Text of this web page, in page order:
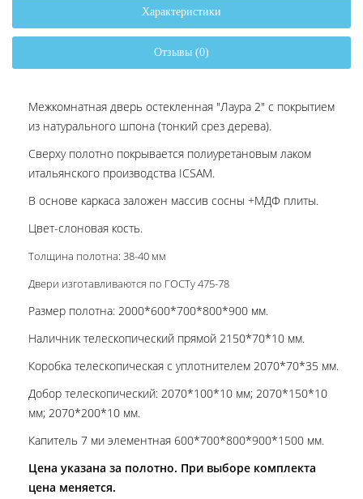
Характеристики
Отзывы (0)
Межкомнатная дверь остекленная "Лаура 2" с покрытием
из натурального шпона (тонкий срез дерева).
Сверху полотно покрывается полиуретановым лаком
итальянского производства ICSAM.
В основе каркаса заложен массив сосны +МДФ плиты.
Цвет-слоновая кость.
Толщина полотна: 38-40 мм
Двери изготавливаются по ГОСТу 475-78
Размер полотна: 2000*600*700*800*900 мм.
Наличник телескопический прямой 2150*70*10 мм.
Коробка телескопическая с уплотнителем 2070*70*35 мм.
Добор телескопический: 2070*100*10 мм; 2070*150*10
мм; 2070*200*10 мм.
Капитель 7 ми элементная 600*700*800*900*1500 мм.
Цена указана за полотно. При выборе комплекта
цена меняется.